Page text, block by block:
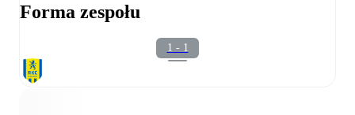
Forma zespołu
1 - 1